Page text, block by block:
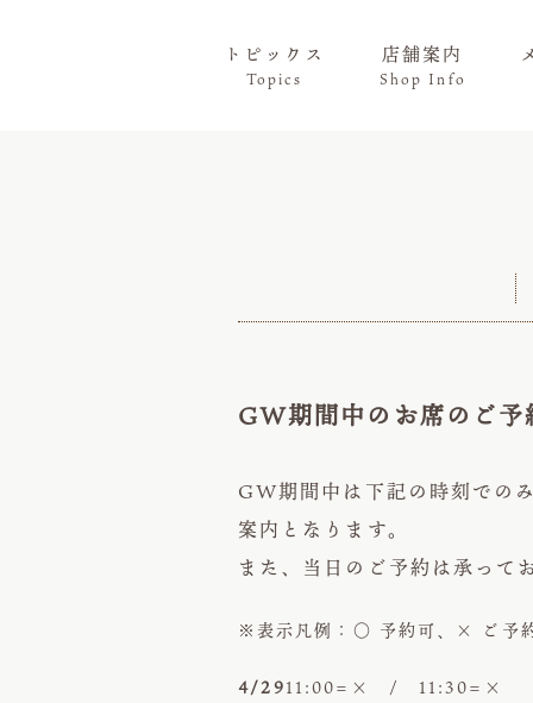
トピックス
Topics
店舗案内
Shop Info
GW期間中のお席のご
GW期間中は下記の時刻での
案内となります。
また、当日のご予約は承って
※表示凡例：○ 予約可、× ご予
4/2911:00=× / 11:30=×